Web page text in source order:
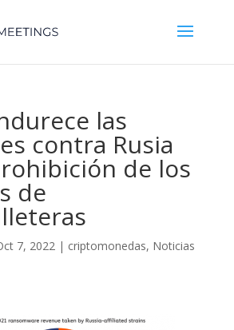
las
contra Rusia
de los
de
7, 2022| criptomonedas, Noticias